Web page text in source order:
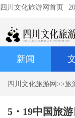
四川文化旅游网首页
新闻
四川文化旅游网 >>旅
5・19中国旅